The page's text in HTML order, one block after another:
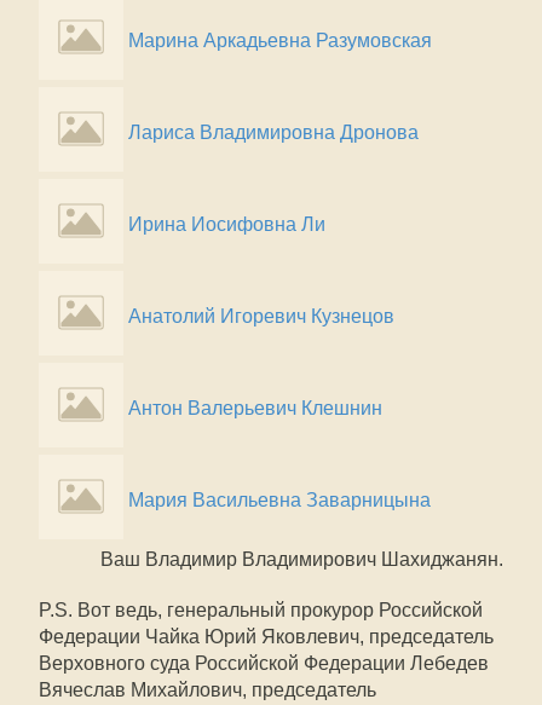
Марина Аркадьевна Разумовская
Лариса Владимировна Дронова
Ирина Иосифовна Ли
Анатолий Игоревич Кузнецов
Антон Валерьевич Клешнин
Мария Васильевна Заварницына
Ваш Владимир Владимирович Шахиджанян.
P.S. Вот ведь, генеральный прокурор Российской
Федерации Чайка Юрий Яковлевич, председатель
Верховного суда Российской Федерации Лебедев
Вячеслав Михайлович, председатель